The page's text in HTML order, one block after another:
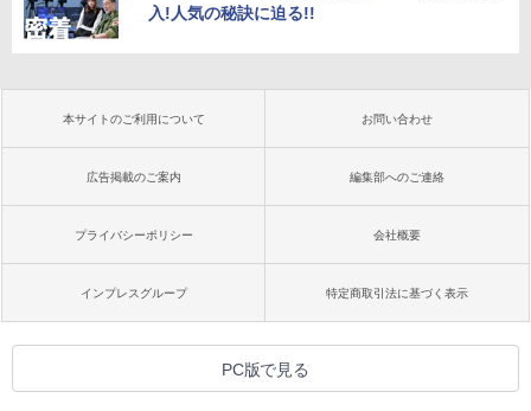
入!人気の秘訣に迫る!!
本サイトのご利用について お問い合わせ
広告掲載のご案内 編集部へのご連絡
プライバシーポリシー 会社概要
インプレスグループ 特定商取引法に基づく表示
PC版で見る